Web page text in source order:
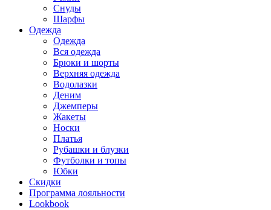
Снуды
Шарфы
Одежда
Одежда
Вся одежда
Брюки и шорты
Верхняя одежда
Водолазки
Деним
Джемперы
Жакеты
Носки
Платья
Рубашки и блузки
Футболки и топы
Юбки
Скидки
Программа лояльности
Lookbook